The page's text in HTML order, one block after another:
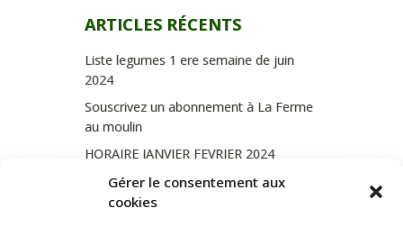
Gérer le consentement aux
cookies
ARTICLES RÉCENTS
Liste legumes 1 ere semaine de juin
2024
Souscrivez un abonnement à La Ferme
au moulin
HORAIRE JANVIER FEVRIER 2024
Soutien de La Province de Liège
JOURNEE PORTES OUVERTES